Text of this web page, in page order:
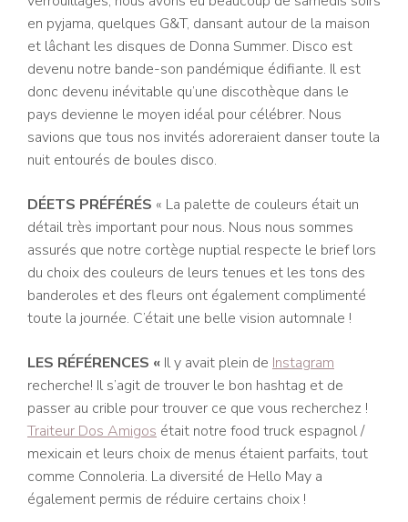
en pyjama, quelques G&T, dansant autour de la maison
et lâchant les disques de Donna Summer. Disco est
devenu notre bande-son pandémique édifiante. Il est
donc devenu inévitable qu’une discothèque dans le
pays devienne le moyen idéal pour célébrer. Nous
savions que tous nos invités adoreraient danser toute la
nuit entourés de boules disco.
DÉETS PRÉFÉRÉS « La palette de couleurs était un
détail très important pour nous. Nous nous sommes
assurés que notre cortège nuptial respecte le brief lors
du choix des couleurs de leurs tenues et les tons des
banderoles et des fleurs ont également complimenté
toute la journée. C’était une belle vision automnale !
LES RÉFÉRENCES « Il y avait plein de Instagram
recherche! Il s’agit de trouver le bon hashtag et de
passer au crible pour trouver ce que vous recherchez !
Traiteur Dos Amigos était notre food truck espagnol /
mexicain et leurs choix de menus étaient parfaits, tout
comme Connoleria. La diversité de Hello May a
également permis de réduire certains choix !